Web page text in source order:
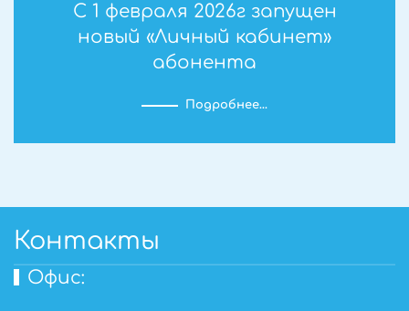
С 1 февраля 2026г запущен
новый «Личный кабинет»
абонента
Подробнее…
Контакты
Офис: